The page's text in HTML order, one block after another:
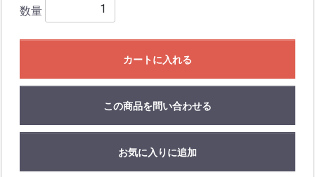
数量
カートに入れる
この商品を問い合わせる
お気に入りに追加